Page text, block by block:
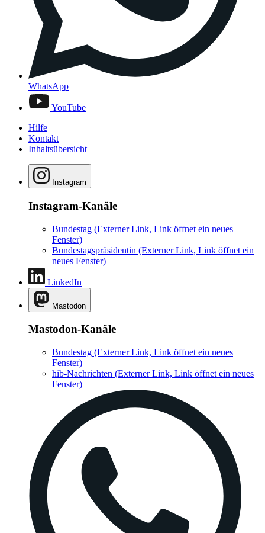
WhatsApp
YouTube
Hilfe
Kontakt
Inhaltsübersicht
Instagram
Instagram-Kanäle
Bundestag (Externer Link, Link öffnet ein neues
Fenster)
Bundestagspräsidentin (Externer Link, Link öffnet ein
neues Fenster)
LinkedIn
Mastodon
Mastodon-Kanäle
Bundestag (Externer Link, Link öffnet ein neues
Fenster)
hib-Nachrichten (Externer Link, Link öffnet ein neues
Fenster)